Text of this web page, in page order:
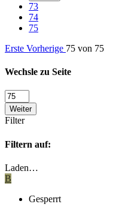
73
74
75
Erste Vorherige 75 von 75
Wechsle zu Seite
Weiter
Filter
Filtern auf:
Laden…
B
Gesperrt